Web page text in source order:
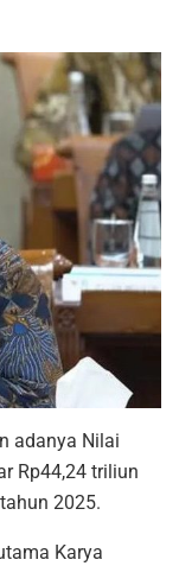
adanya Nilai
Rp44,24 triliun
2025.
Karya